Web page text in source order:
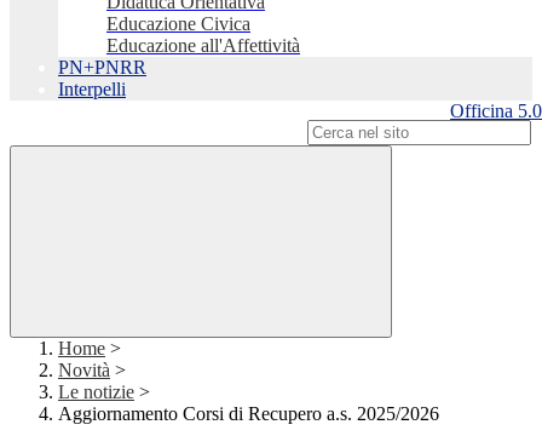
Educazione Civica
Educazione all'Affettività
PN+PNRR
Interpelli
Officina 5.0
Home >
Novità >
Le notizie >
Aggiornamento Corsi di Recupero a.s. 2025/2026